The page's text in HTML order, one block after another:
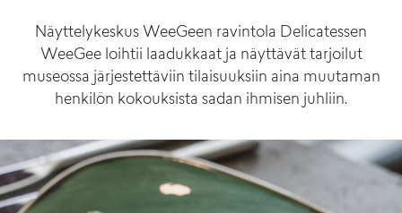
Näyttelykeskus WeeGeen ravintola Delicatessen
WeeGee loihtii laadukkaat ja näyttävät tarjoilut
museossa järjestettäviin tilaisuuksiin aina muutaman
henkilön kokouksista sadan ihmisen juhliin.